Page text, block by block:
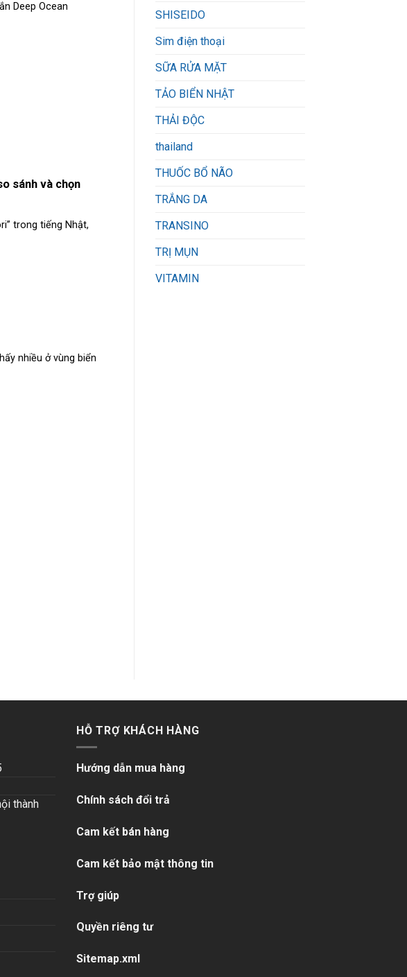
Deep Ocean
sánh và chọn
trong tiếng Nhật,
nhiều ở vùng biển
SHISEIDO
Sim điện thoại
SỮA RỬA MẶT
TẢO BIỂN NHẬT
THẢI ĐỘC
thailand
THUỐC BỔ NÃO
TRẮNG DA
TRANSINO
TRỊ MỤN
VITAMIN
thành
HỖ TRỢ KHÁCH HÀNG
Hướng dẫn mua hàng
Chính sách đổi trả
Cam kết bán hàng
Cam kết bảo mật thông tin
Trợ giúp
Quyền riêng tư
Sitemap.xml